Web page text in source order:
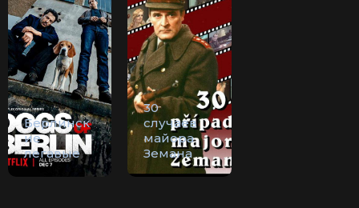
Берлинск
ие
легавые
30
случаев
майора
Земана